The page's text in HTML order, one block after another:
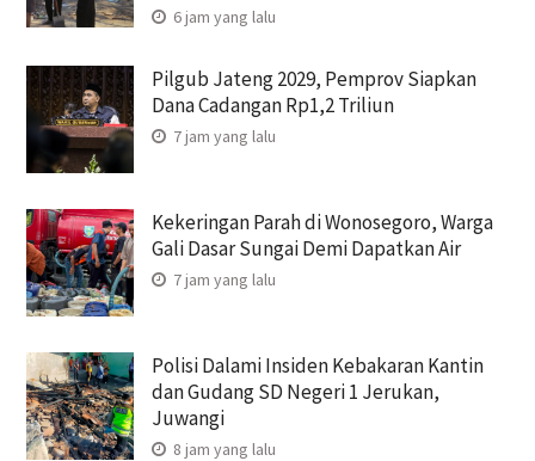
6 jam yang lalu
Pilgub Jateng 2029, Pemprov Siapkan
Dana Cadangan Rp1,2 Triliun
7 jam yang lalu
Kekeringan Parah di Wonosegoro, Warga
Gali Dasar Sungai Demi Dapatkan Air
7 jam yang lalu
Polisi Dalami Insiden Kebakaran Kantin
dan Gudang SD Negeri 1 Jerukan,
Juwangi
8 jam yang lalu